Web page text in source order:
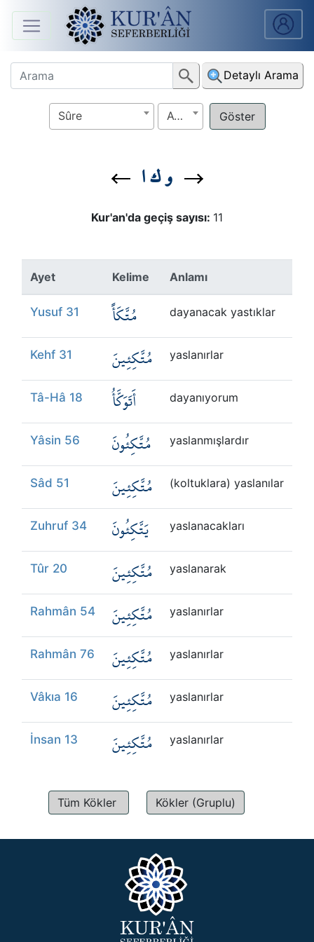
Anasayfa
Sûreler
Arapça
Kur'ân
Seferberliği
Kökler
Üyelik
Detaylı Arama
Sûre Ayet
و ك ا
Kur'an'da geçiş sayısı: 11
Ayet Kelime Anlamı
Yusuf 31 مُتَّكَأً dayanacak yastıklar
Kehf 31 مُتَّكِئِينَ yaslanırlar
Tâ-Hâ 18 أَتَوَكَّأُ dayanıyorum
Yâsin 56 مُتَّكِئُونَ yaslanmışlardır
Sâd 51 مُتَّكِئِينَ (koltuklara) yaslanılar
Zuhruf 34 يَتَّكِئُونَ yaslanacakları
Tûr 20 مُتَّكِئِينَ yaslanarak
Rahmân 54 مُتَّكِئِينَ yaslanırlar
Rahmân 76 مُتَّكِئِينَ yaslanırlar
Vâkıa 16 مُتَّكِئِينَ yaslanırlar
İnsan 13 مُتَّكِئِينَ yaslanırlar
Tüm Kökler Kökler (Gruplu)